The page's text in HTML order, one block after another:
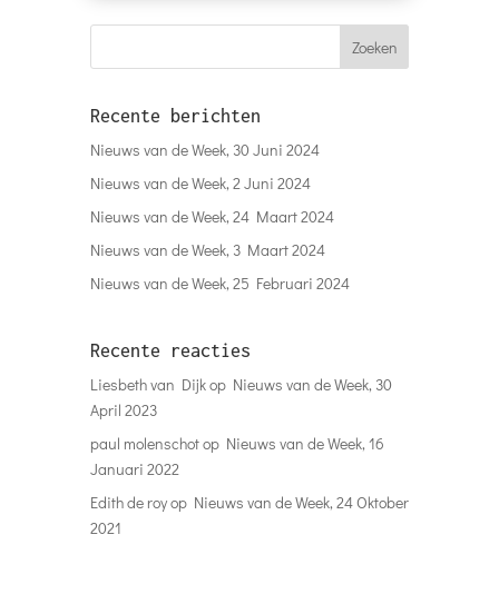
Recente berichten
Nieuws van de Week, 30 Juni 2024
Nieuws van de Week, 2 Juni 2024
Nieuws van de Week, 24 Maart 2024
Nieuws van de Week, 3 Maart 2024
Nieuws van de Week, 25 Februari 2024
Recente reacties
Liesbeth van Dijkop Nieuws van de Week, 30
April 2023
paul molenschotop Nieuws van de Week, 16
Januari 2022
Edith de royop Nieuws van de Week, 24 Oktober
2021